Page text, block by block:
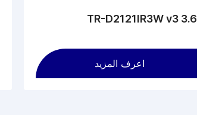
TR-D2121IR3W v3 3.6
اعرف المزيد